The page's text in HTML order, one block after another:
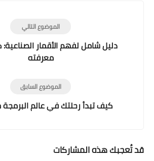
الموضوع التالي
دليل شامل لفهم الأقمار الصناعية:
معرفته
الموضوع السابق
كيف تبدأ رحلتك في عالم البرمجة
قد تُعجبك هذه المشاركات